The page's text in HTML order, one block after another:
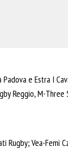
Padova e Estra I
Reggio, M-
Rugby; Vea-Femi